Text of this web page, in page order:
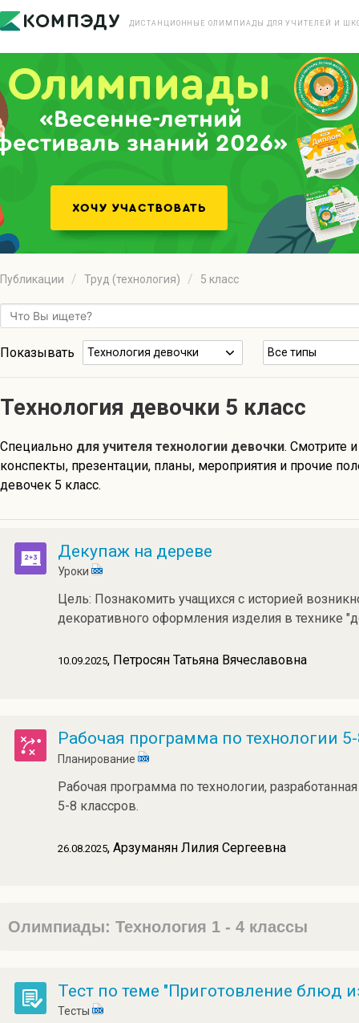
ДИСТАНЦИОННЫЕ ОЛИМПИАДЫ ДЛЯ УЧИТЕЛЕЙ И
«Весенне-летний
знаний 2026»
Публикации Труд (технология) 5 класс
Показывать Технология девочки Все типы
Технология девочки 5 класс
Специально для учителя технологии девочки. Смотрите
конспекты, презентации, планы, мероприятия и прочие
девочек 5 класс.
Декупаж на дереве
Уроки
Цель: Познакомить учащихся с историей
декоративного оформления изделия в технике
10.09.2025, Петросян Татьяна Вячеславовна
Рабочая программа по технологии
Планирование
Рабочая программа по технологии,
5-8 классров.
26.08.2025, Арзуманян Лилия Сергеевна
Олимпиады: Технология 1 - 4 классы
Тест по теме "Приготовление блюд
Тесты